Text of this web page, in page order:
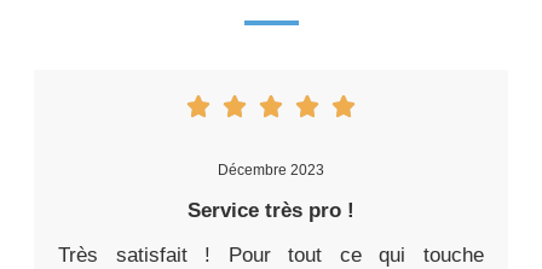
Décembre 2023
Service très pro !
Très satisfait ! Pour tout ce qui touche